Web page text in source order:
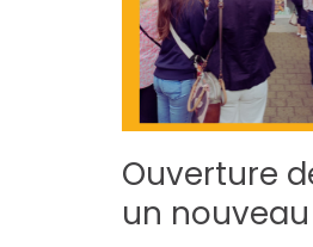
Ouverture
un